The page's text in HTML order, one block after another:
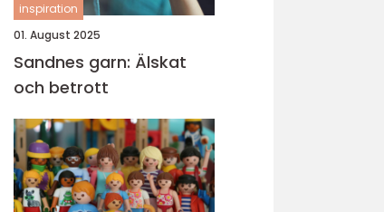
inspiration
01. August 2025
Sandnes garn: Älskat
och betrott